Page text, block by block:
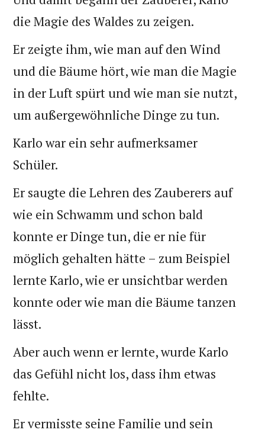
die Magie des Waldes zu zeigen.
Er zeigte ihm, wie man auf den Wind
und die Bäume hört, wie man die Magie
in der Luft spürt und wie man sie nutzt,
um außergewöhnliche Dinge zu tun.
Karlo war ein sehr aufmerksamer
Schüler.
Er saugte die Lehren des Zauberers auf
wie ein Schwamm und schon bald
konnte er Dinge tun, die er nie für
möglich gehalten hätte – zum Beispiel
lernte Karlo, wie er unsichtbar werden
konnte oder wie man die Bäume tanzen
lässt.
Aber auch wenn er lernte, wurde Karlo
das Gefühl nicht los, dass ihm etwas
fehlte.
Er vermisste seine Familie und sein